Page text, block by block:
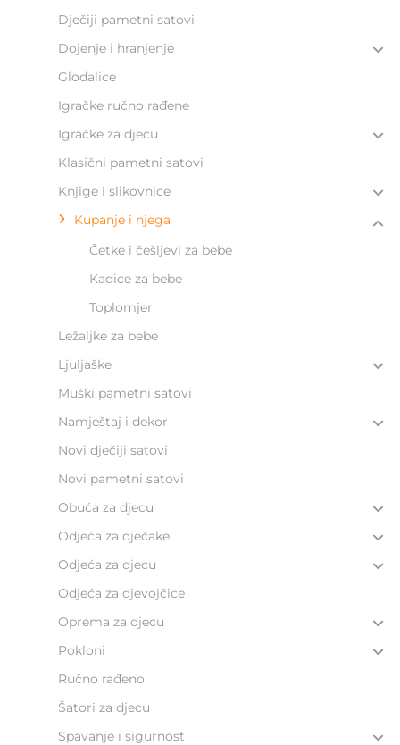
Dječiji pametni satovi
Dojenje i hranjenje
Glodalice
Igračke ručno rađene
Igračke za djecu
Klasični pametni satovi
Knjige i slikovnice
Kupanje i njega
Četke i češljevi za bebe
Kadice za bebe
Toplomjer
Ležaljke za bebe
Ljuljaške
Muški pametni satovi
Namještaj i dekor
Novi dječiji satovi
Novi pametni satovi
Obuća za djecu
Odjeća za dječake
Odjeća za djecu
Odjeća za djevojčice
Oprema za djecu
Pokloni
Ručno rađeno
Šatori za djecu
Spavanje i sigurnost